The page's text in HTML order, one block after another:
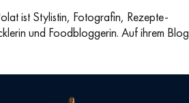
ist Stylistin, Fotografin, Rezepte-
und Foodbloggerin. Auf ihrem Blog